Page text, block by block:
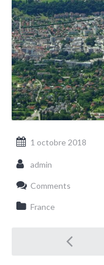
1 octobre 2018
admin
Comments
France
Post